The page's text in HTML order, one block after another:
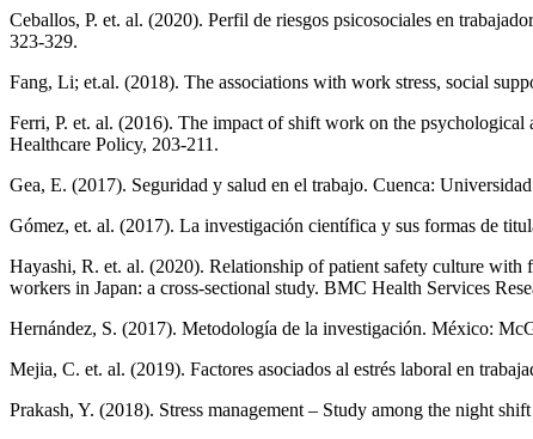
Ceballos, P. et. al. (2020). Perfil de riesgos psicosociales en
323-329.
Fang, Li; et.al. (2018). The associations with work stress, social
Ferri, P. et. al. (2016). The impact of shift work on the
Healthcare Policy, 203-211.
Gea, E. (2017). Seguridad y salud en el trabajo. Cuenca:
Gómez, et. al. (2017). La investigación científica y sus formas de
Hayashi, R. et. al. (2020). Relationship of patient safety culture
workers in Japan: a cross-sectional study. BMC Health Services
Hernández, S. (2017). Metodología de la investigación. México:
Mejia, C. et. al. (2019). Factores asociados al estrés laboral en
Prakash, Y. (2018). Stress management – Study among the night